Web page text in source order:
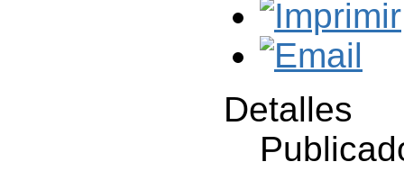
Detalles